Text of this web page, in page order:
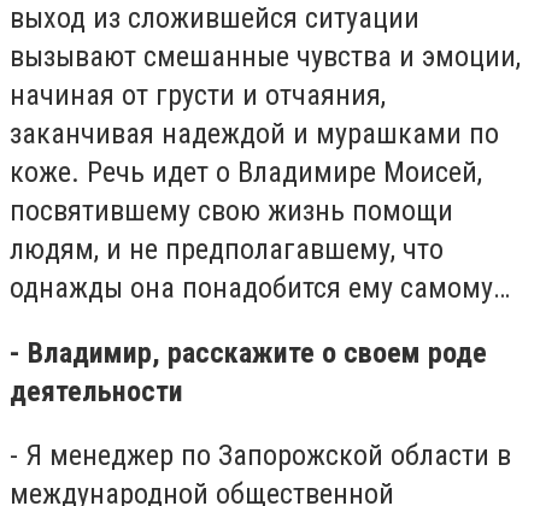
выход из сложившейся ситуации
вызывают смешанные чувства и эмоции,
начиная от грусти и отчаяния,
заканчивая надеждой и мурашками по
коже. Речь идет о Владимире Моисей,
посвятившему свою жизнь помощи
людям, и не предполагавшему, что
однажды она понадобится ему самому…
- Владимир, расскажите о своем роде
деятельности
- Я менеджер по Запорожской области в
международной общественной